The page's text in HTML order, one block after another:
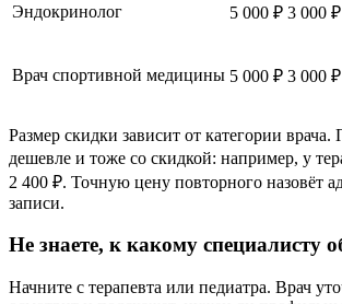
Эндокринолог 5 000 ₽ 3 000 ₽
Врач спортивной медицины 5 000 ₽ 3 000 ₽
Размер скидки зависит от категории
дешевле и тоже со скидкой: например, у
2 400 ₽. Точную цену повторного назовёт
записи.
Не знаете, к какому специалисту
Начните с терапевта или педиатра. Врач